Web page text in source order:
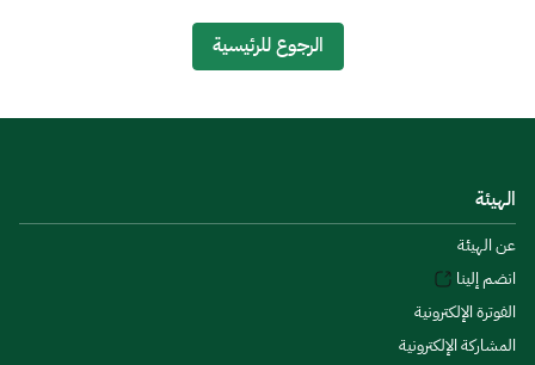
الرجوع للرئيسية
الهيئة
عن الهيئة
انضم إلينا
الفوترة الإلكترونية
المشاركة الإلكترونية